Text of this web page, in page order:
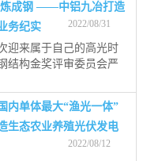
炼成钢 ——中铝九冶打造
务纪实
2022/08/31
迎来属于自己的高光时
构金奖评审委员会严
内单体最大“渔光一体”
生态农业养殖光伏发电
2022/08/12